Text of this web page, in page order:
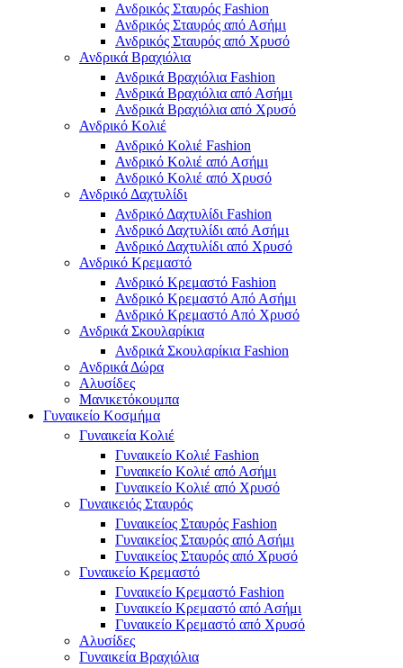
Ανδρικός Σταυρός Fashion
Ανδρικός Σταυρός από Ασήμι
Ανδρικός Σταυρός από Χρυσό
Ανδρικά Βραχιόλια
Ανδρικά Βραχιόλια Fashion
Ανδρικά Βραχιόλια από Ασήμι
Ανδρικά Βραχιόλια από Χρυσό
Ανδρικό Κολιέ
Ανδρικό Κολιέ Fashion
Ανδρικό Κολιέ από Ασήμι
Ανδρικό Κολιέ από Χρυσό
Ανδρικό Δαχτυλίδι
Ανδρικό Δαχτυλίδι Fashion
Ανδρικό Δαχτυλίδι από Ασήμι
Ανδρικό Δαχτυλίδι από Χρυσό
Ανδρικό Κρεμαστό
Ανδρικό Κρεμαστό Fashion
Ανδρικό Κρεμαστό Από Ασήμι
Ανδρικό Κρεμαστό Από Χρυσό
Ανδρικά Σκουλαρίκια
Ανδρικά Σκουλαρίκια Fashion
Ανδρικά Δώρα
Αλυσίδες
Μανικετόκουμπα
Γυναικείο Κοσμήμα
Γυναικεία Κολιέ
Γυναικείο Κολιέ Fashion
Γυναικείο Κολιέ από Ασήμι
Γυναικείο Κολιέ από Χρυσό
Γυναικειός Σταυρός
Γυναικείος Σταυρός Fashion
Γυναικείος Σταυρός από Ασήμι
Γυναικείος Σταυρός από Χρυσό
Γυναικείο Κρεμαστό
Γυναικείο Κρεμαστό Fashion
Γυναικείο Κρεμαστό από Ασήμι
Γυναικείο Κρεμαστό από Χρυσό
Αλυσίδες
Γυναικεία Βραχιόλια